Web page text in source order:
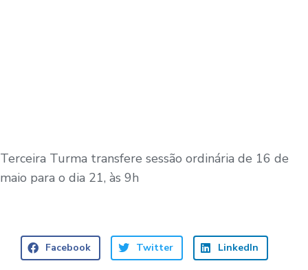
Terceira Turma transfere sessão ordinária de 16 de
maio para o dia 21, às 9h
Facebook Twitter LinkedIn